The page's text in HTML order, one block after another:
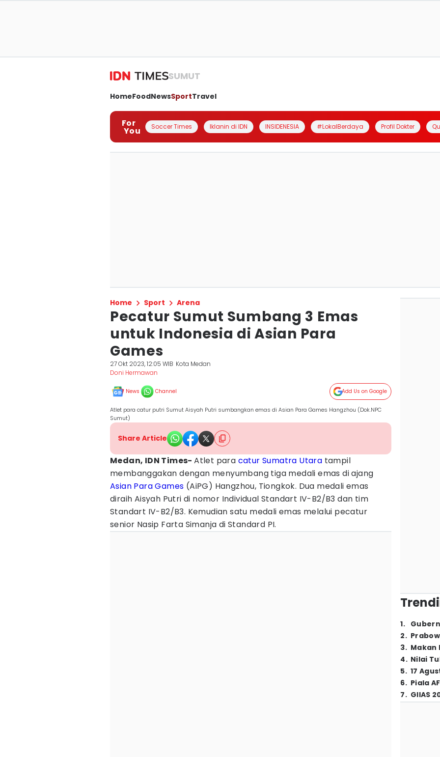
SUMUT
HomeFoodNewsSportTravel
For
You Soccer Times Iklanin di IDN INSIDENESIA #LokalBerdaya Profil Dokter
Home Sport Arena
Pecatur Sumut Sumbang 3 Emas
untuk Indonesia di Asian Para
Games
27 Okt 2023, 12:05 WIB Kota Medan
Doni Hermawan
News Channel Add Us on Google
Atlet para catur putri Sumut Aisyah Putri sumbangkan emas di Asian Para Games Hangzhou (Dok.NPC
Sumut)
Share Article
Medan, IDN Times-Atlet para catur Sumatra Utara tampil
membanggakan dengan menyumbang tiga medali emas di ajang
Asian Para Games (AiPG) Hangzhou, Tiongkok. Dua medali emas
diraih Aisyah Putri di nomor Individual Standart IV-B2/B3 dan tim
Standart IV-B2/B3. Kemudian satu medali emas melalui pecatur
senior Nasip Farta Simanja di Standard PI.
1.
2.
3. Makan
4. Nilai
5. 17
6. Piala
7. GIIAS